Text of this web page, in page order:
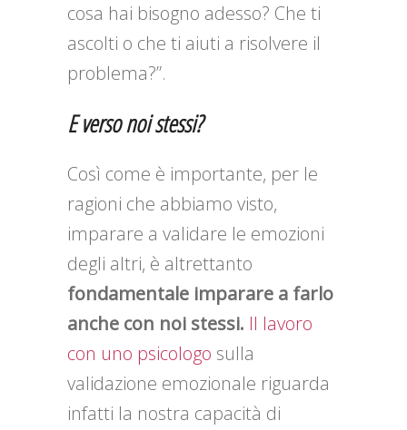
cosa hai bisogno adesso? Che ti
ascolti o che ti aiuti a risolvere il
problema?”.
E verso noi stessi?
Così come è importante, per le
ragioni che abbiamo visto,
imparare a validare le emozioni
degli altri, è altrettanto
fondamentale imparare a farlo
anche con noi stessi. Il lavoro
con uno psicologo sulla
validazione emozionale riguarda
infatti la nostra capacità di